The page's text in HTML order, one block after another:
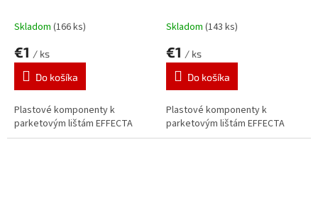
Skladom (166 ks)
€1 / ks
Do košíka
Plastové komponenty k
parketovým lištám EFFECTA
Skladom (143 ks)
€1 / ks
Do košíka
Plastové komponenty k
parketovým lištám EFFECTA